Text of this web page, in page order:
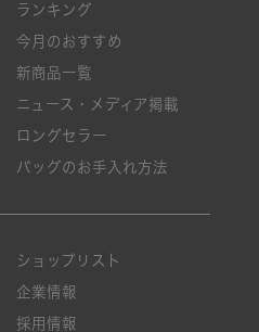
ランキング
今月のおすすめ
新商品一覧
ニュース・メディア掲載
ロングセラー
バッグのお手入れ方法
ショップリスト
企業情報
採用情報